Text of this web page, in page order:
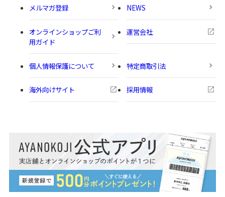
メルマガ登録 NEWS
オンラインショップご利
用ガイド
運営会社
個人情報保護について 特定商取引法
海外向けサイト 採用情報